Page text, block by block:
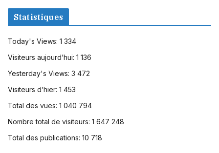
Statistiques
Today's Views: 1 334
Visiteurs aujourd’hui: 1 136
Yesterday's Views: 3 472
Visiteurs d’hier: 1 453
Total des vues: 1 040 794
Nombre total de visiteurs: 1 647 248
Total des publications: 10 718